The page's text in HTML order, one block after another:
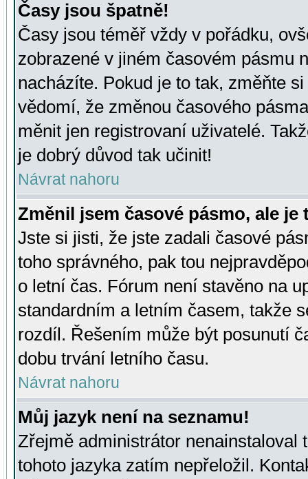
Časy jsou špatně!
Časy jsou téměř vždy v pořádku,
zobrazené v jiném časovém pásmu
nacházíte. Pokud je to tak, změňte
vědomí, že změnou časového
měnit jen registrovaní uživatelé.
je dobrý důvod tak učinit!
Návrat nahoru
Změnil jsem časové pásmo, ale je
Jste si jisti, že jste zadali časové
toho správného, pak tou
o letní čas. Fórum není stavěno na
standardním a letním časem, takže
rozdíl. Řešením může být posunutí
dobu trvání letního času.
Návrat nahoru
Můj jazyk není na seznamu!
Zřejmě administrátor nenainstaloval
tohoto jazyka zatím nepřeložil.